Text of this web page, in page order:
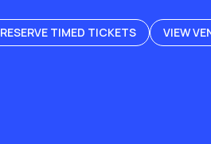
RESERVE TIMED TICKETS VIEW